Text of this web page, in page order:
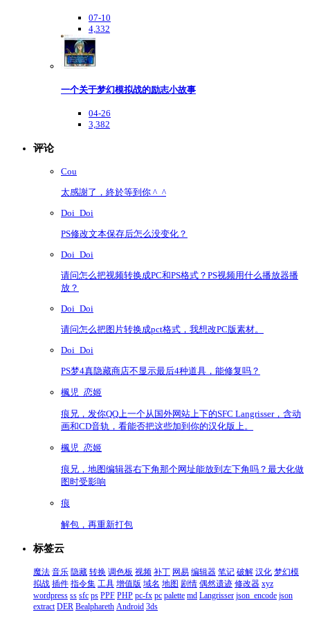
07-10
4,332
一个关于梦幻模拟战的励志小故事
04-26
3,382
评论
Cou
太感謝了，終於等到你 ^_^
Doi_Doi
PS修改文本保存后怎么没变化？
Doi_Doi
请问怎么把视频转换成PC和PS格式？PS视频用什么播放器播
放？
Doi_Doi
请问怎么把图片转换成pct格式，我想改PC版素材。
Doi_Doi
PS梦4真隐藏商店不显示最后4种道具，能修复吗？
楓児_恋姬
痕兄，发你QQ上一个从国外网站上下的SFC Langrisser，含动
画和CD音轨，看能否把这些加到你的汉化版上。
楓児_恋姬
痕兄，地图编辑器右下角那个网址能放到左下角吗？最大化做
图时受影响
痕
解包，再重新打包
标签云
魔法 音乐 隐藏 转换 调色板 视频 补丁 网易 编辑器 笔记 破解 汉化 梦幻模
拟战 插件 指令集 工具 增值版 域名 地图 剧情 偶然遗迹 修改器 xyz
wordpress ss sfc ps PPF PHP pc-fx pc palette md Langrisser json_encode json
extract DER Bealphareth Android 3ds